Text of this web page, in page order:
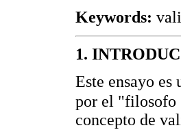
Keywords:
1.
Este ensayo
por el "filosofo
concepto de